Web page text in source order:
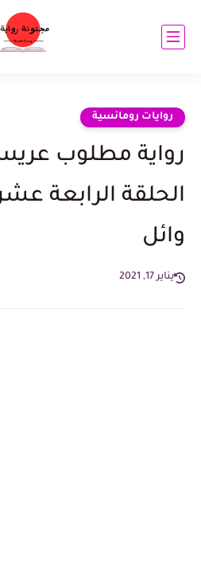
روايات رومانسية
رواية مطلوب
الحلقة الرابعة
وائل
يناير 17, 2021